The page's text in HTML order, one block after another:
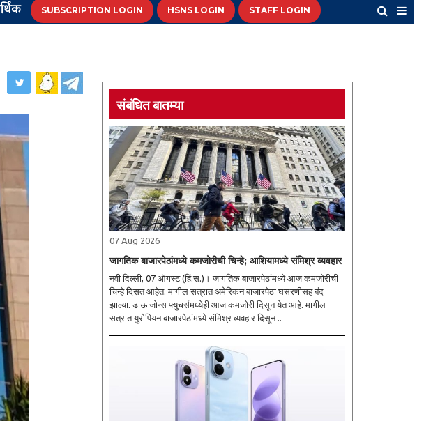
SUBSCRIPTION LOGIN HSNS LOGIN STAFF LOGIN
संबंधित बातम्या
07 Aug 2026
जागतिक बाजारपेठांमध्ये कमजोरीची चिन्हे; आशियामध्ये संमिश्र व्यवहार
नवी दिल्ली, 07 ऑगस्ट (हिं.स.)। जागतिक बाजारपेठांमध्ये आज कमजोरीची
चिन्हे दिसत आहेत. मागील सत्रात अमेरिकन बाजारपेठा घसरणीसह बंद
झाल्या. डाऊ जोन्स फ्युचर्समध्येही आज कमजोरी दिसून येत आहे. मागील
सत्रात युरोपियन बाजारपेठांमध्ये संमिश्र व्यवहार दिसून ..